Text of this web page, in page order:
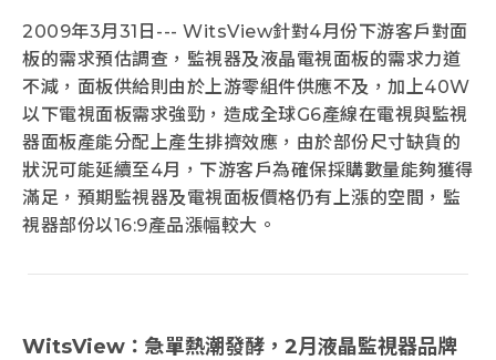
2009年3月31日--- WitsView針對4月份下游客戶對面
板的需求預估調查，監視器及液晶電視面板的需求力道
不減，面板供給則由於上游零組件供應不及，加上40W
以下電視面板需求強勁，造成全球G6產線在電視與監視
器面板產能分配上產生排擠效應，由於部份尺寸缺貨的
狀況可能延續至4月，下游客戶為確保採購數量能夠獲得
滿足，預期監視器及電視面板價格仍有上漲的空間，監
視器部份以16:9產品漲幅較大。
WitsView：急單熱潮發酵，2月液晶監視器品牌